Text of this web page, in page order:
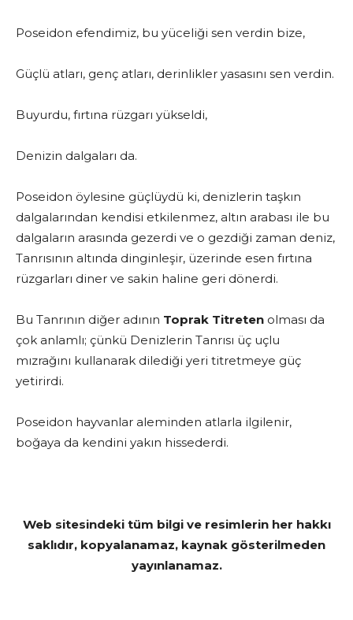
Poseidon efendimiz, bu yüceliği sen verdin bize,
Güçlü atları, genç atları, derinlikler yasasını sen verdin.
Buyurdu, fırtına rüzgarı yükseldi,
Denizin dalgaları da.
Poseidon öylesine güçlüydü ki, denizlerin taşkın
dalgalarından kendisi etkilenmez, altın arabası ile bu
dalgaların arasında gezerdi ve o gezdiği zaman deniz,
Tanrısının altında dinginleşir, üzerinde esen fırtına
rüzgarları diner ve sakin haline geri dönerdi.
Bu Tanrının diğer adının Toprak Titreten olması da
çok anlamlı; çünkü Denizlerin Tanrısı üç uçlu
mızrağını kullanarak dilediği yeri titretmeye güç
yetirirdi.
Poseidon hayvanlar aleminden atlarla ilgilenir,
boğaya da kendini yakın hissederdi.
Web sitesindeki tüm bilgi ve resimlerin her hakkı
saklıdır, kopyalanamaz, kaynak gösterilmeden
yayınlanamaz.